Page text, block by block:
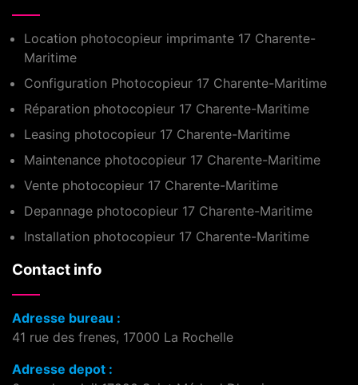
Location photocopieur imprimante 17 Charente-
Maritime
Configuration Photocopieur 17 Charente-Maritime
Réparation photocopieur 17 Charente-Maritime
Leasing photocopieur 17 Charente-Maritime
Maintenance photocopieur 17 Charente-Maritime
Vente photocopieur 17 Charente-Maritime
Depannage photocopieur 17 Charente-Maritime
Installation photocopieur 17 Charente-Maritime
Contact info
Adresse bureau :
41 rue des frenes, 17000 La Rochelle
Adresse depot :